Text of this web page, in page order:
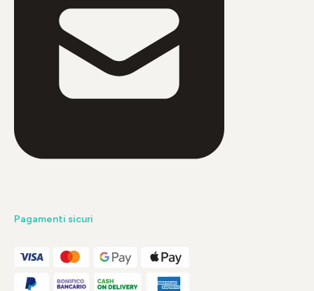
Pagamenti sicuri